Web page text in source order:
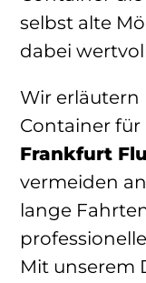
selbst alte
dabei
Wir erläutern
Container für
Frankfurt
vermeiden
lange
Mit unserem